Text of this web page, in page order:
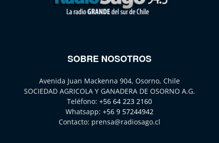
SOBRE NOSOTROS
Avenida Juan Mackenna 904, Osorno, Chile
SOCIEDAD AGRICOLA Y GANADERA DE OSORNO A.G.
Teléfono: +56 64 223 2160
Whatsapp: +56 9 57244942
Contacto: prensa@radiosago.cl